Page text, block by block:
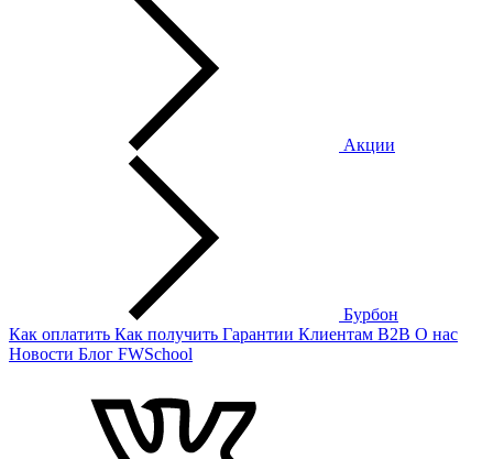
Акции
Бурбон
Как оплатить Как получить Гарантии Клиентам B2B О нас
Новости Блог FWSchool